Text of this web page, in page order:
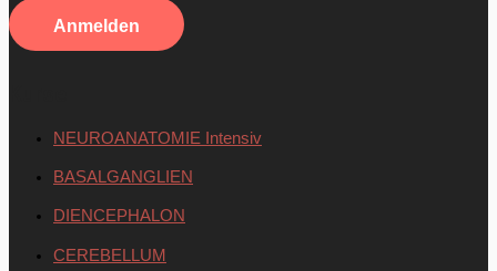
NEUROANATOMIE Intensiv
BASALGANGLIEN
DIENCEPHALON
CEREBELLUM